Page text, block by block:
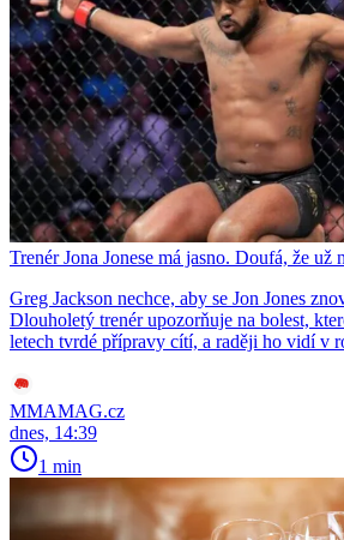
Trenér Jona Jonese má jasno. Doufá, že už
Greg Jackson nechce, aby se Jon Jones
Dlouholetý trenér upozorňuje na bolest,
letech tvrdé přípravy cítí, a raději ho vidí v
MMAMAG.cz
dnes, 14:39
1 min